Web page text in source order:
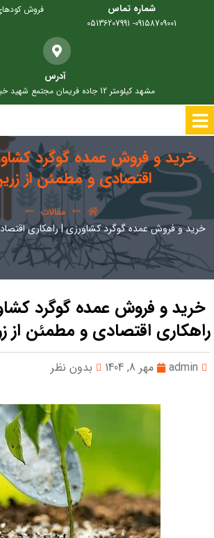
شماره تماس
09158709001- 05136207991
فروش
آدرس
مشهد کیلومتر 12 جاده فریمان مجتمع شهید خبیری پلاک B7
خرید و فروش عمده گوگرد
اقتصادی و مطمئن از
مقالات
خرید و فروش عمده گوگرد کشاورزی | راهکاری
خرید و فروش عمده گوگرد
راهکاری اقتصادی و مطمئن از
admin مهر 8, 1404 بدون نظر